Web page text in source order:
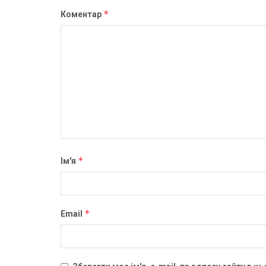
Коментар *
Ім'я *
Email *